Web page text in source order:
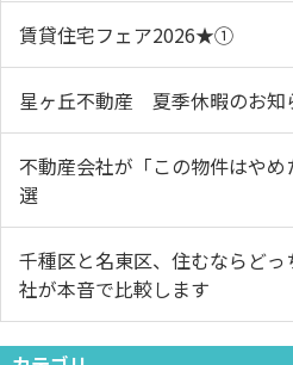
賃貸住宅フェア2026★①
星ヶ丘不動産 夏季休暇のお知
不動産会社が「この物件はや
選
千種区と名東区、住むならど
社が本音で比較します